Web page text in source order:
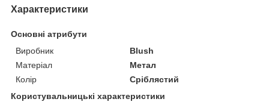
Характеристики
Основні атрибути
Виробник
Blush
Матеріал
Метал
Колір
Сріблястий
Користувальницькі характеристики